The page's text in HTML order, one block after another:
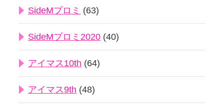
SideMプロミ (63)
SideMプロミ2020 (40)
アイマス10th (64)
アイマス9th (48)